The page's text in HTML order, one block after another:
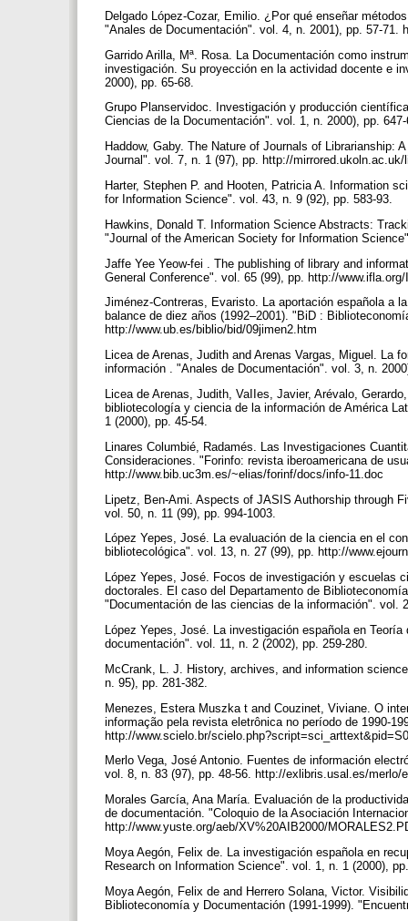
Delgado López-Cozar, Emilio. ¿Por qué enseñar
"Anales de Documentación". vol. 4, n. 2001), pp. 57-
Garrido Arilla, Mª. Rosa. La Documentación como
investigación. Su proyección en la actividad docente e
2000), pp. 65-68.
Grupo Planservidoc. Investigación y producción
Ciencias de la Documentación". vol. 1, n. 2000), pp.
Haddow, Gaby. The Nature of Journals of Librarianship:
Journal". vol. 7, n. 1 (97), pp. http://
Harter, Stephen P. and Hooten, Patricia A. Information
for Information Science". vol. 43, n. 9 (92), pp. 583-93.
Hawkins, Donald T. Information Science Abstracts:
"Journal of the American Society for Information
Jaffe Yee Yeow-fei . The publishing of library and
General Conference". vol. 65 (99), pp. http://
Jiménez-Contreras, Evaristo. La aportación española a
balance de diez años (1992–2001). "BiD :
http://www.ub.es/biblio/bid/09jimen2.htm
Licea de Arenas, Judith and Arenas Vargas, Miguel. La
información . "Anales de Documentación". vol. 3, n.
Licea de Arenas, Judith, VaIIes, Javier, Arévalo,
bibliotecología y ciencia de la información de América
1 (2000), pp. 45-54.
Linares Columbié, Radamés. Las Investigaciones
Consideraciones. "Forinfo: revista iberoamericana de
http://www.bib.uc3m.es/~elias/forinf/docs/info-11.doc
Lipetz, Ben-Ami. Aspects of JASIS Authorship through
vol. 50, n. 11 (99), pp. 994-1003.
López Yepes, José. La evaluación de la ciencia en el
bibliotecológica". vol. 13, n. 27 (99), pp. http://
López Yepes, José. Focos de investigación y escuelas
doctorales. El caso del Departamento de
"Documentación de las ciencias de la información". vol.
López Yepes, José. La investigación española en
documentación". vol. 11, n. 2 (2002), pp. 259-280.
McCrank, L. J. History, archives, and information
n. 95), pp. 281-382.
Menezes, Estera Muszka t and Couzinet, Viviane. O
informação pela revista eletrônica no período de 1990-
http://www.scielo.br/
Merlo Vega, José Antonio. Fuentes de información
vol. 8, n. 83 (97), pp. 48-56. http://exlibris.usal.es/
Morales García, Ana María. Evaluación de la
de documentación. "Coloquio de la Asociación
http://www.yuste.org/aeb/XV%20AIB2000/
Moya Aegón, Felix de. La investigación española en
Research on Information Science". vol. 1, n. 1 (2000),
Moya Aegón, Felix de and Herrero Solana, Victor.
Biblioteconomía y Documentación (1991-1999).